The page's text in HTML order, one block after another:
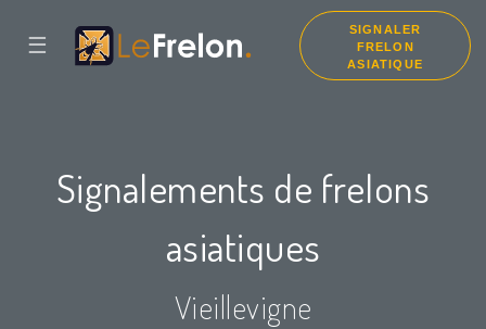
☰
SIGNALER
FRELON
ASIATIQUE
Signalements de frelons
asiatiques
Vieillevigne